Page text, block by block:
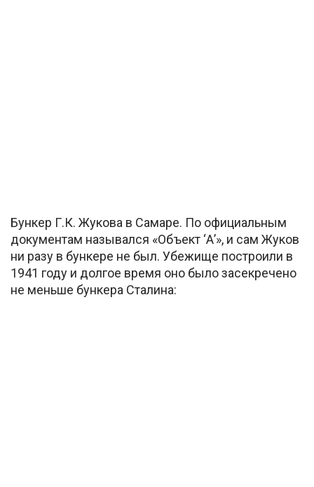
Бункер Г.К. Жукова в Самаре. По официальным
документам назывался «Объект ‘А’», и сам Жуков
ни разу в бункере не был. Убежище построили в
1941 году и долгое время оно было засекречено
не меньше бункера Сталина: